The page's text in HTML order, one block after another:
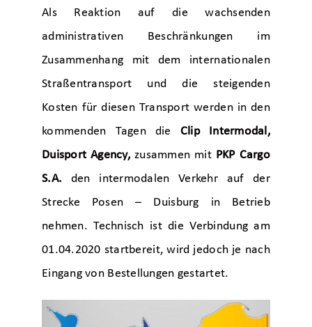
Als Reaktion auf die wachsenden
administrativen Beschränkungen im
Zusammenhang mit dem internationalen
Straßentransport und die steigenden
Kosten für diesen Transport werden in den
kommenden Tagen die Clip Intermodal,
Duisport Agency, zusammen mit PKP Cargo
S.A. den intermodalen Verkehr auf der
Strecke Posen – Duisburg in Betrieb
nehmen. Technisch ist die Verbindung am
01.04.2020 startbereit, wird jedoch je nach
Eingang von Bestellungen gestartet.